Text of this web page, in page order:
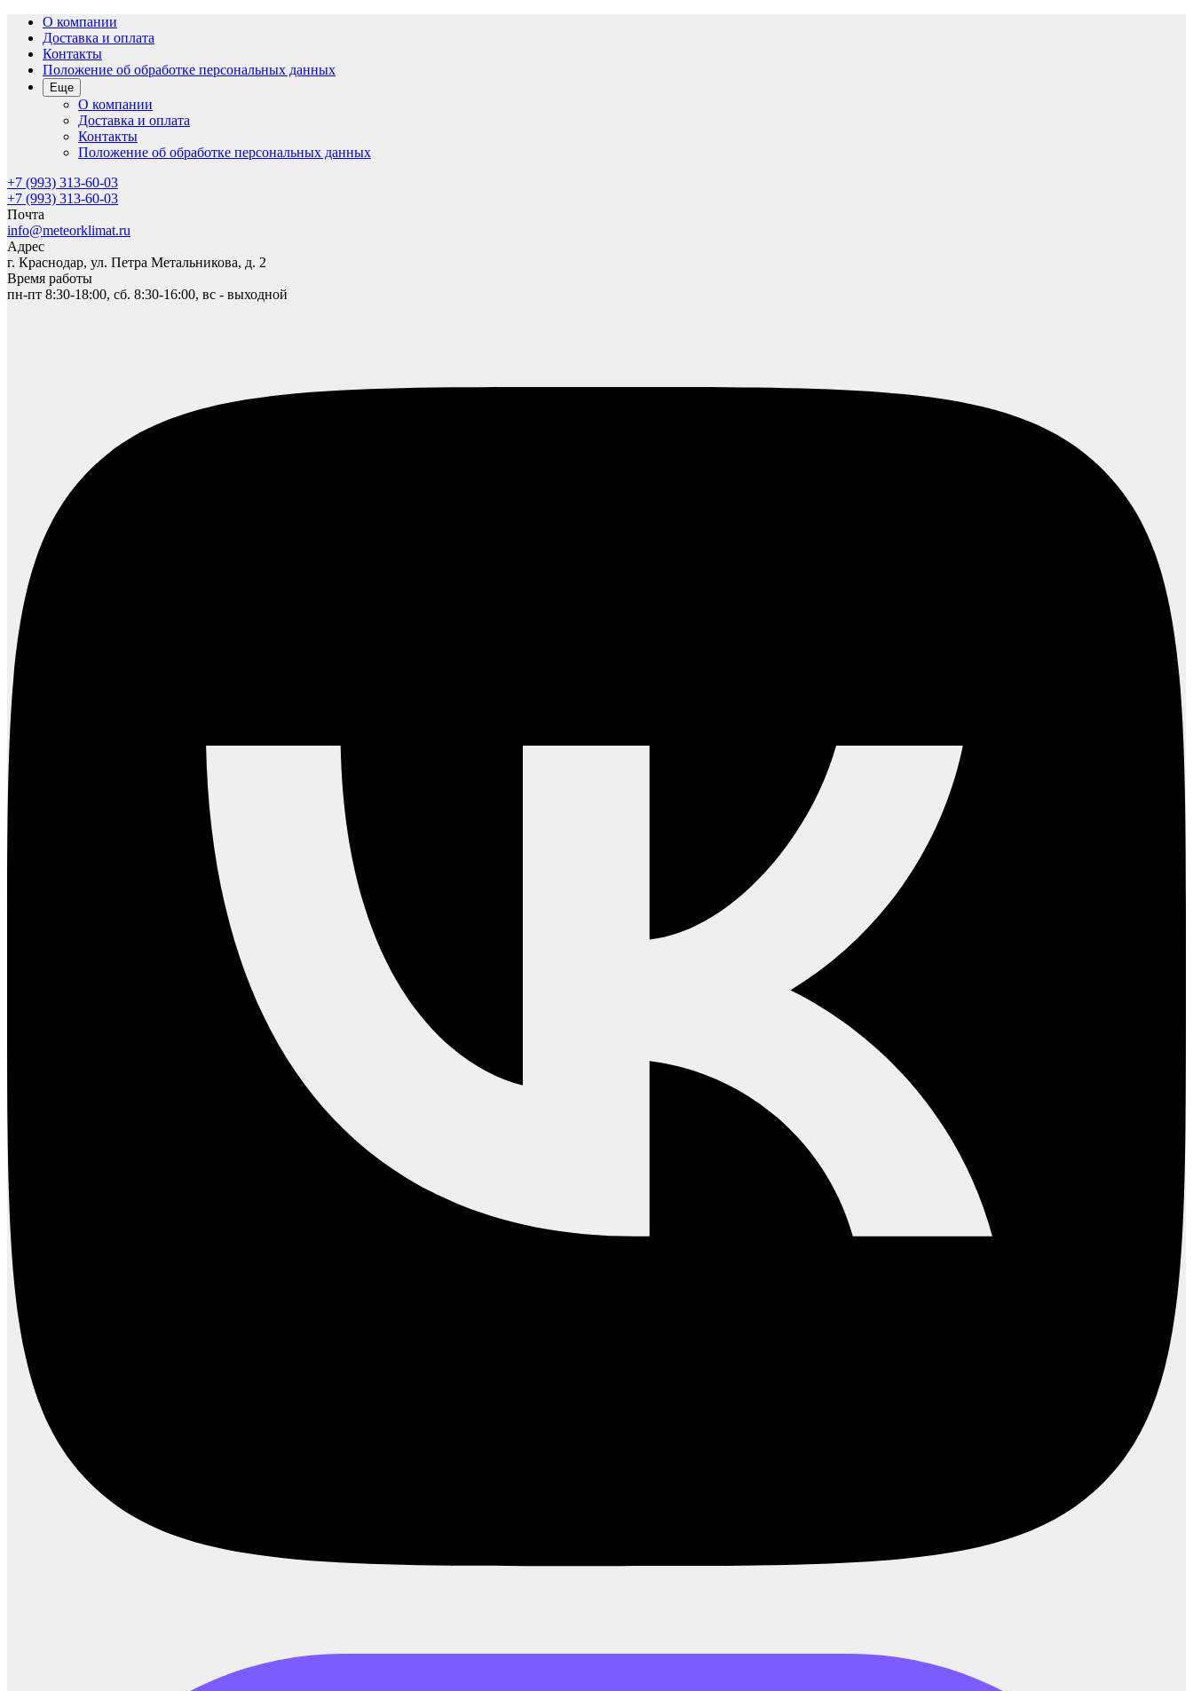
О компании
Доставка и оплата
Контакты
Положение об обработке персональных данных
Еще
О компании
Доставка и оплата
Контакты
Положение об обработке персональных данных
+7 (993) 313-60-03
+7 (993) 313-60-03
Почта
info@meteorklimat.ru
Адрес
г. Краснодар, ул. Петра Метальникова, д. 2
Время работы
пн-пт 8:30-18:00, сб. 8:30-16:00, вс - выходной